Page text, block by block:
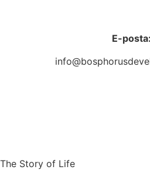
E-posta:
The Story of Life